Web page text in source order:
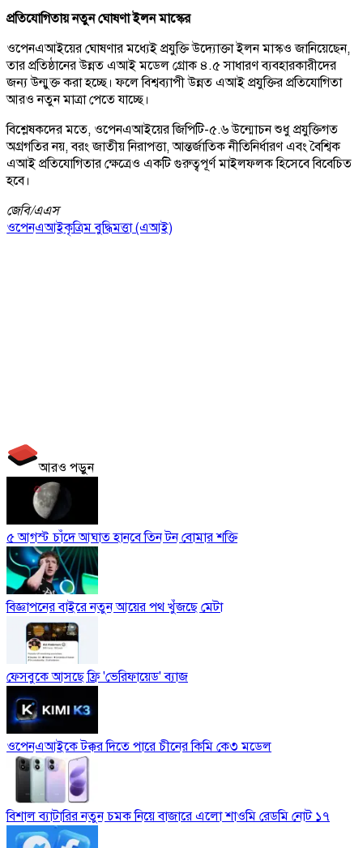
প্রতিযোগিতায় নতুন ঘোষণা ইলন মাস্কের
ওপেনএআইয়ের ঘোষণার মধ্যেই প্রযুক্তি উদ্যোক্তা ইলন মাস্কও জানিয়েছেন,
তার প্রতিষ্ঠানের উন্নত এআই মডেল গ্রোক ৪.৫ সাধারণ ব্যবহারকারীদের
জন্য উন্মুক্ত করা হচ্ছে। ফলে বিশ্বব্যাপী উন্নত এআই প্রযুক্তির প্রতিযোগিতা
আরও নতুন মাত্রা পেতে যাচ্ছে।
বিশ্লেষকদের মতে, ওপেনএআইয়ের জিপিটি-৫.৬ উন্মোচন শুধু প্রযুক্তিগত
অগ্রগতির নয়, বরং জাতীয় নিরাপত্তা, আন্তর্জাতিক নীতিনির্ধারণ এবং বৈশ্বিক
এআই প্রতিযোগিতার ক্ষেত্রেও একটি গুরুত্বপূর্ণ মাইলফলক হিসেবে বিবেচিত
হবে।
জেবি/এএস
ওপেনএআইকৃত্রিম বুদ্ধিমত্তা (এআই)
আরও পড়ুন
৫ আগস্ট চাঁদে আঘাত হানবে তিন টন বোমার শক্তি
বিজ্ঞাপনের বাইরে নতুন আয়ের পথ খুঁজছে মেটা
ফেসবুকে আসছে ফ্রি 'ভেরিফায়েড' ব্যাজ
ওপেনএআইকে টক্কর দিতে পারে চীনের কিমি কে৩ মডেল
বিশাল ব্যাটারির নতুন চমক নিয়ে বাজারে এলো শাওমি রেডমি নোট ১৭